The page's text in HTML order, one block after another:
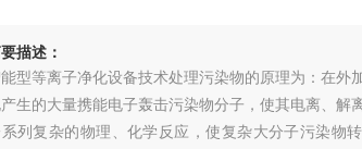
描述：
型等离子净化设备技术处理污染物的原理为：在外
生的大量携能电子轰击污染物分子，使其电离、解
列复杂的物理、化学反应，使复杂大分子污染物